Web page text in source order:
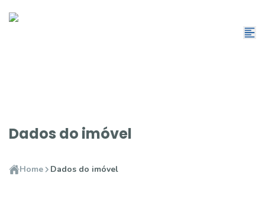
Dados do imóvel
Home Dados do imóvel